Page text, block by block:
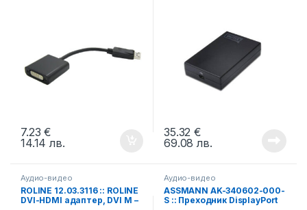
7.23€
14.14лв.
35.32€
69.08лв.
Аудио-видео
ROLINE 12.03.3116 :: ROLINE
DVI-HDMI адаптер, DVI M –
Аудио-видео
ASSMANN AK-340602-000-
S :: Преходник DisplayPort